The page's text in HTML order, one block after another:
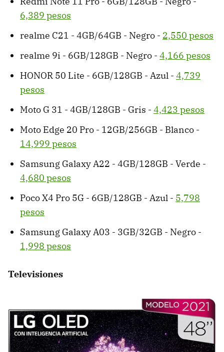
6,389 pesos
realme C21 - 4GB/64GB - Negro - 2,550 pesos
realme 9i - 6GB/128GB - Negro - 4,166 pesos
HONOR 50 Lite - 6GB/128GB - Azul - 4,739
pesos
Moto G 31 - 4GB/128GB - Gris - 4,423 pesos
Moto Edge 20 Pro - 12GB/256GB - Blanco -
14,999 pesos
Samsung Galaxy A22 - 4GB/128GB - Verde -
4,680 pesos
Poco X4 Pro 5G - 6GB/128GB - Azul - 5,798
pesos
Samsung Galaxy A03 - 3GB/32GB - Negro -
1,998 pesos
Televisiones